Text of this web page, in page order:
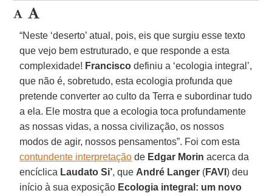
“Neste ‘deserto’ atual, pois, eis que surgiu esse texto
que vejo bem estruturado, e que responde a esta
complexidade! Francisco definiu a ‘ecologia integral’,
que não é, sobretudo, esta ecologia profunda que
pretende converter ao culto da Terra e subordinar tudo
a ela. Ele mostra que a ecologia toca profundamente
as nossas vidas, a nossa civilização, os nossos
modos de agir, nossos pensamentos”. Foi com esta
contundente interpretação de Edgar Morin acerca da
encíclica Laudato Si’, que André Langer (FAVI) deu
início à sua exposição Ecologia integral: um novo